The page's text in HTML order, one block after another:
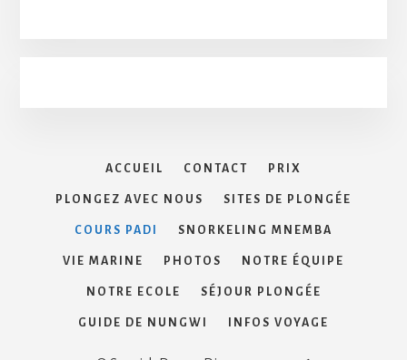
ACCUEIL CONTACT PRIX
PLONGEZ AVEC NOUS SITES DE PLONGÉE
COURS PADI SNORKELING MNEMBA
VIE MARINE PHOTOS NOTRE ÉQUIPE
NOTRE ECOLE SÉJOUR PLONGÉE
GUIDE DE NUNGWI INFOS VOYAGE